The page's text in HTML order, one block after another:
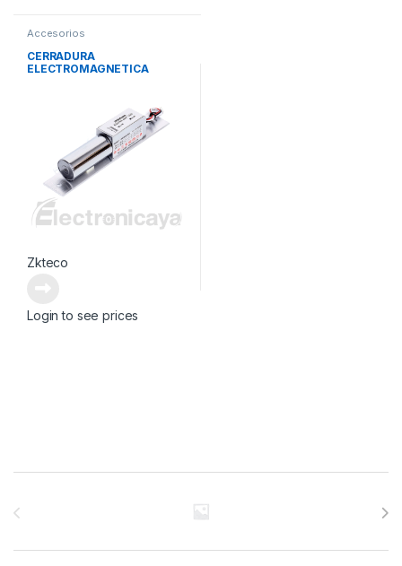
Accesorios
CERRADURA
ELECTROMAGNETICA
Zkteco
Login to see prices